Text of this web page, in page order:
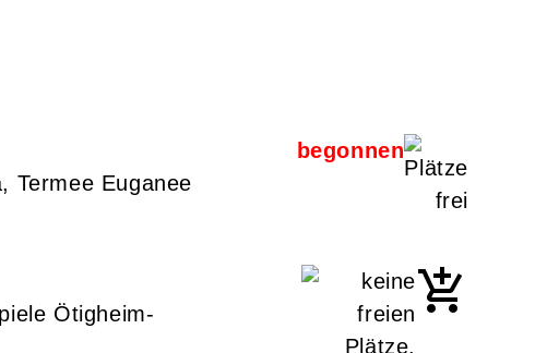
Termee Euganee
Ötigheim-